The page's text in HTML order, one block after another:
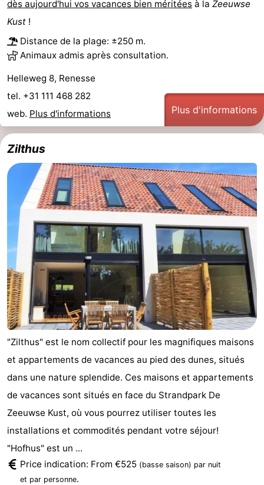
des
phoques
Boire
et
manger
Événements
Pratiques
Forum
Route
-
Stationnement
Courtier
Adresses
Médicales
Région
Hollande-
Méridionale
-
Leiden
Bollenstreek
-
Nature
Hollands
Duin
-
Noordwijk
-
Katwijk
-
Scheveningen
-
La
-
dès aujourd'hui vos vacances bien méritées à la Zeeuwse
Kust !
Distance de la plage: ±250 m.
Animaux admis après consultation.
Helleweg 8, Renesse
tel. +31 111 468 282
web. Plus d'informations Plus d'informations
Zilthus
"Zilthus" est le nom collectif pour les magnifiques maisons
et appartements de vacances au pied des dunes, situés
dans une nature splendide. Ces maisons et appartements
de vacances sont situés en face du Strandpark De
Zeeuwse Kust, où vous pourrez utiliser toutes les
installations et commodités pendant votre séjour!
"Hofhus" est un ...
Price indication: From €525 (basse saison) par nuit
et par personne.